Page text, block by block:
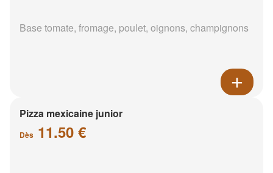
Base tomate, fromage, poulet, oignons, champignons
Pizza mexicaine junior
Dès 11.50 €